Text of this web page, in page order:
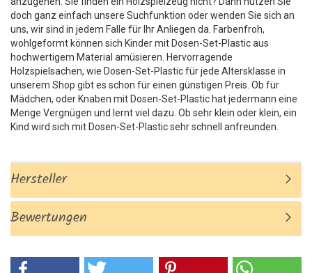
doch ganz einfach unsere Suchfunktion oder wenden Sie sich an
uns, wir sind in jedem Falle für Ihr Anliegen da. Farbenfroh,
wohlgeformt können sich Kinder mit Dosen-Set-Plastic aus
hochwertigem Material amüsieren. Hervorragende
Holzspielsachen, wie Dosen-Set-Plastic für jede Altersklasse in
unserem Shop gibt es schon für einen günstigen Preis. Ob für
Mädchen, oder Knaben mit Dosen-Set-Plastic hat jedermann eine
Menge Vergnügen und lernt viel dazu. Ob sehr klein oder klein, ein
Kind wird sich mit Dosen-Set-Plastic sehr schnell anfreunden.
Hersteller
Bewertungen